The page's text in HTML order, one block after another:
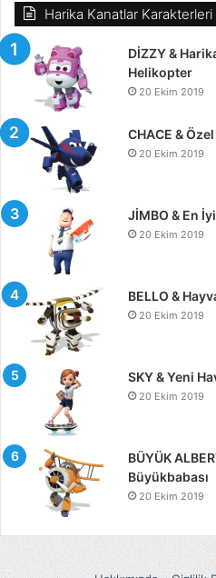
Harika Kanatlar Karakterleri
DİZZY &
Helikopter
20 Ekim 2019
CHACE &
20 Ekim 2019
JİMBO & En
20 Ekim 2019
BELLO &
20 Ekim 2019
SKY & Yeni
20 Ekim 2019
BÜYÜK
Büyükbabası
20 Ekim 2019